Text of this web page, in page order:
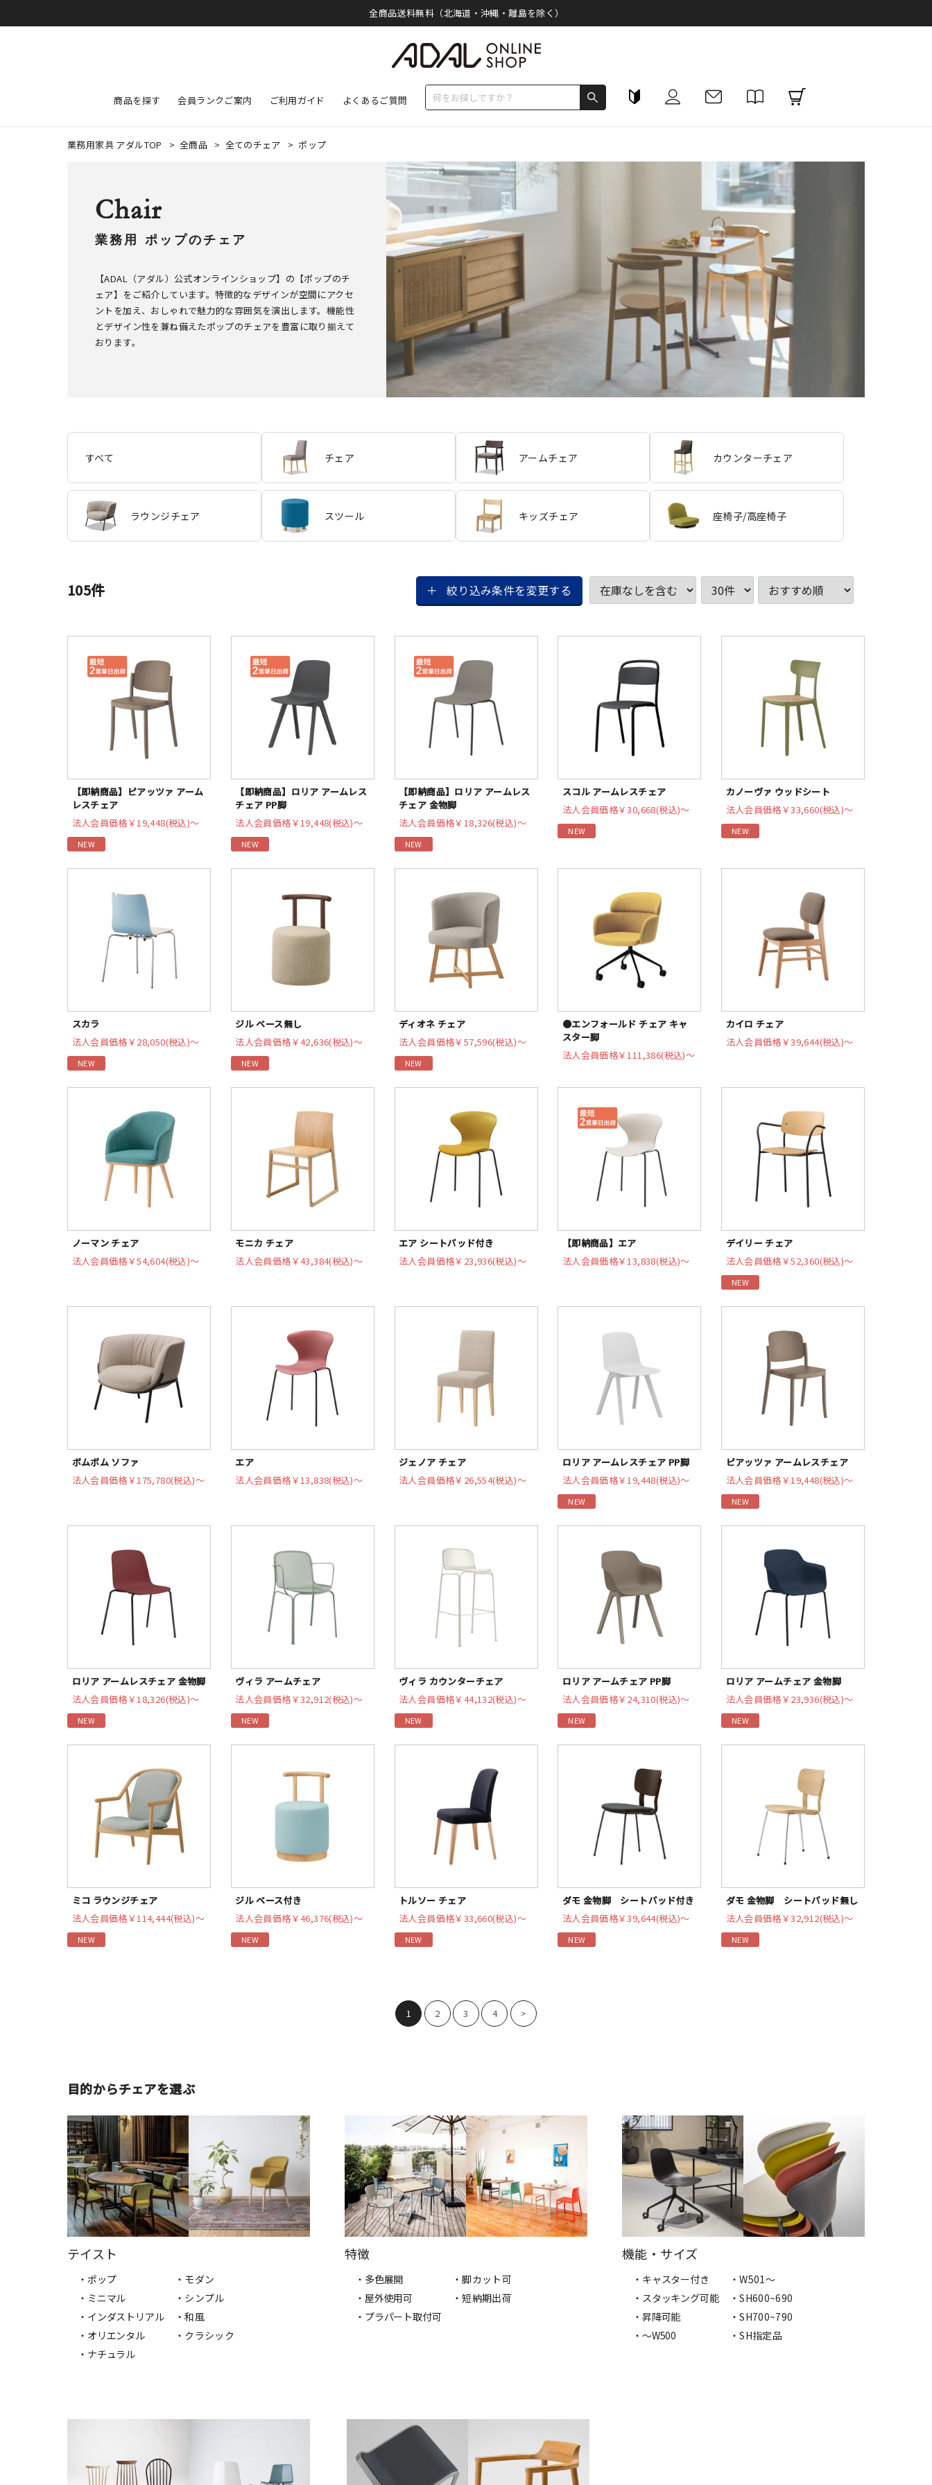
全商品送料無料（北海道・沖縄・離島を除く）
商品を探す 会員ランクご案内 ご利用ガイド よくあるご質問
業務用家具 アダルTOP >全商品 > 全てのチェア > ポップ
Chair
業務用 ポップのチェア
【ADAL（アダル）公式オンラインショップ】の【ポップのチ
ェア】をご紹介しています。特徴的なデザインが空間にアクセ
ントを加え、おしゃれで魅力的な雰囲気を演出します。機能性
とデザイン性を兼ね備えたポップのチェアを豊富に取り揃えて
おります。
すべて チェア アームチェア カウンターチェア
ラウンジチェア スツール キッズチェア 座椅子/高座椅子
105件 絞り込み条件を変更する
【即納商品】ピアッツァ アーム
レスチェア
法人会員価格￥19,448(税込)〜
NEW
【即納商品】ロリア アームレス
チェア PP脚
法人会員価格￥19,448(税込)〜
NEW
【即納商品】ロリア アームレス
チェア 金物脚
法人会員価格￥18,326(税込)〜
NEW
スコル アームレスチェア
法人会員価格￥30,668(税込)〜
NEW
カノーヴァ ウッドシート
法人会員価格￥33,660(税込)〜
NEW
スカラ
法人会員価格￥28,050(税込)〜
NEW
ジル ベース無し
法人会員価格￥42,636(税込)〜
NEW
ディオネ チェア
法人会員価格￥57,596(税込)〜
NEW
●エンフォールド チェア キャ
スター脚
法人会員価格￥111,386(税込)〜
カイロ チェア
法人会員価格￥39,644(税込)〜
ノーマン チェア
法人会員価格￥54,604(税込)〜
モニカ チェア
法人会員価格￥43,384(税込)〜
エア シートパッド付き
法人会員価格￥23,936(税込)〜
【即納商品】エア
法人会員価格￥13,838(税込)〜
デイリー チェア
法人会員価格￥52,360(税込)〜
NEW
ボムボム ソファ
法人会員価格￥175,780(税込)〜
エア
法人会員価格￥13,838(税込)〜
ジェノア チェア
法人会員価格￥26,554(税込)〜
ロリア アームレスチェア PP脚
法人会員価格￥19,448(税込)〜
NEW
ピアッツァ アームレスチェア
法人会員価格￥19,448(税込)〜
NEW
ロリア アームレスチェア 金物脚
法人会員価格￥18,326(税込)〜
NEW
ヴィラ アームチェア
法人会員価格￥32,912(税込)〜
NEW
ヴィラ カウンターチェア
法人会員価格￥44,132(税込)〜
NEW
ロリア アームチェア PP脚
法人会員価格￥24,310(税込)〜
NEW
ロリア アームチェア 金物脚
法人会員価格￥23,936(税込)〜
NEW
ミコ ラウンジチェア
法人会員価格￥114,444(税込)〜
NEW
ジル ベース付き
法人会員価格￥46,376(税込)〜
NEW
トルソー チェア
法人会員価格￥33,660(税込)〜
NEW
ダモ 金物脚 シートパッド付き
法人会員価格￥39,644(税込)〜
NEW
ダモ 金物脚 シートパッド無し
法人会員価格￥32,912(税込)〜
NEW
1 2 3 4 >
目的からチェアを選ぶ
テイスト
・ポップ
・ミニマル
・インダストリアル
・オリエンタル
・ナチュラル
・モダン
・シンプル
・和風
・クラシック
特徴
・多色展開
・屋外使用可
・プラパート取付可
・脚カット可
・短納期出荷
機能・サイズ
・キャスター付き
・スタッキング可能
・昇降可能
・〜W500
・W501〜
・SH600~690
・SH700~790
・SH指定品